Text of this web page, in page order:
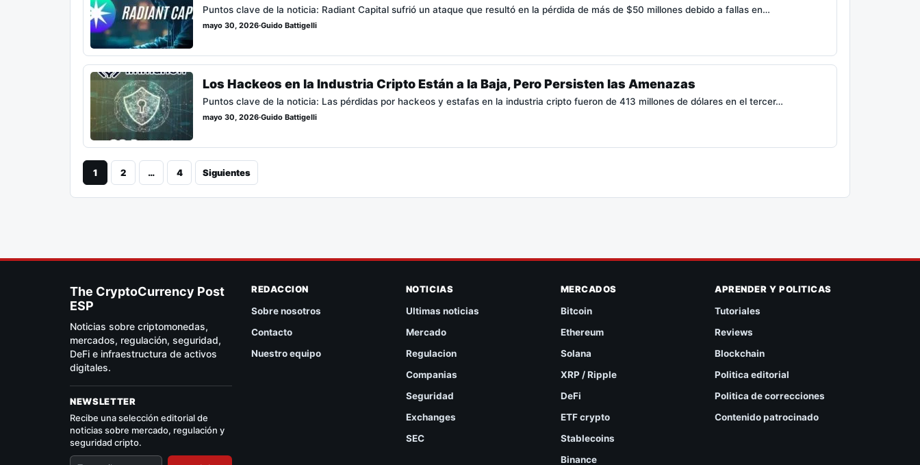
Puntos clave de la noticia: Radiant Capital sufrió un ataque que resultó en la pérdida de más de $50 millones debido a fallas en…
mayo 30, 2026·Guido Battigelli
Los Hackeos en la Industria Cripto Están a la Baja, Pero Persisten las Amenazas
Puntos clave de la noticia: Las pérdidas por hackeos y estafas en la industria cripto fueron de 413 millones de dólares en el tercer…
mayo 30, 2026·Guido Battigelli
1 2 … 4 Siguientes
The CryptoCurrency Post
ESP
Noticias sobre criptomonedas,
mercados, regulación, seguridad,
DeFi e infraestructura de activos
digitales.
NEWSLETTER
Recibe una selección editorial de
noticias sobre mercado, regulación y
seguridad cripto.
REDACCION
Sobre nosotros
Contacto
Nuestro equipo
NOTICIAS
Ultimas noticias
Mercado
Regulacion
Companias
Seguridad
Exchanges
SEC
MERCADOS
Bitcoin
Ethereum
Solana
XRP / Ripple
DeFi
ETF crypto
Stablecoins
Binance
APRENDER Y POLITICAS
Tutoriales
Reviews
Blockchain
Politica editorial
Politica de correcciones
Contenido patrocinado